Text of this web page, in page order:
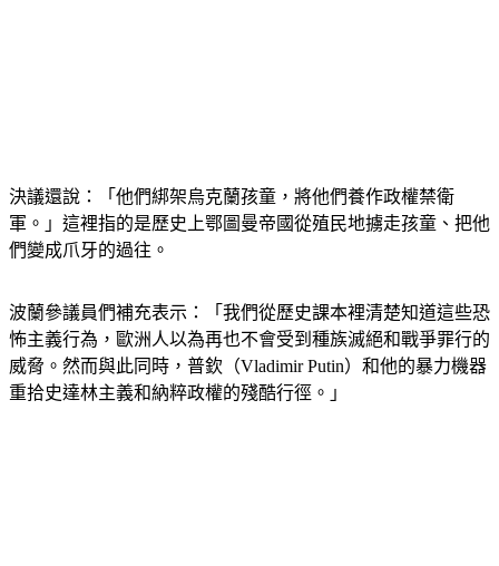
軍。」這裡指的是歷史上鄂圖曼帝國從殖民地擄走孩童、把他
們變成爪牙的過往。
怖主義行為，歐洲人以為再也不會受到種族滅絕和戰爭罪行的
威脅。然而與此同時，普欽（Vladimir Putin）和他的暴力機器
重拾史達林主義和納粹政權的殘酷行徑。」